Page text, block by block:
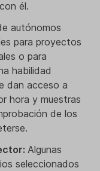
él.
autónomos
para proyectos
o para
habilidad
dan acceso a
hora y muestras
de los
Algunas
seleccionados